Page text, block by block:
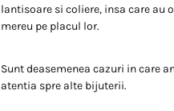
lantisoare si coliere, insa care au
mereu pe placul lor.
Sunt deasemenea cazuri in care
atentia spre alte bijuterii.